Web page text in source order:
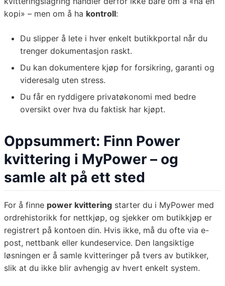
kopi» – men om å ha kontroll:
Du slipper å lete i hver enkelt butikkportal når du
trenger dokumentasjon raskt.
Du kan dokumentere kjøp for forsikring, garanti og
videresalg uten stress.
Du får en ryddigere privatøkonomi med bedre
oversikt over hva du faktisk har kjøpt.
Oppsummert: Finn Power
kvittering i MyPower – og
samle alt på ett sted
For å finne power kvittering starter du i MyPower med
ordrehistorikk for nettkjøp, og sjekker om butikkjøp er
registrert på kontoen din. Hvis ikke, må du ofte via e-
post, nettbank eller kundeservice. Den langsiktige
løsningen er å samle kvitteringer på tvers av butikker,
slik at du ikke blir avhengig av hvert enkelt system.